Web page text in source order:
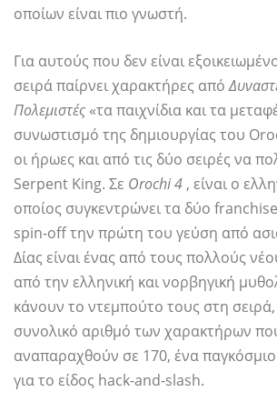
οποίων είναι πιο γνωστή.
Για αυτούς που δεν είναι
σειρά παίρνει χαρακτήρες από
Πολεμιστές «τα παιχνίδια και τα
συνωστισμό της δημιουργίας του
οι ήρωες και από τις δύο σειρές να
Serpent King. Σε Orochi 4 , είναι ο
οποίος συγκεντρώνει τα δύο
spin-off την πρώτη του γεύση από
Δίας είναι ένας από τους πολλούς
από την ελληνική και νορβηγική
κάνουν το ντεμπούτο τους στη
συνολικό αριθμό των χαρακτήρων
αναπαραχθούν σε 170, ένα
για το είδος hack-and-slash.